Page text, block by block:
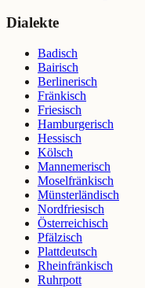
Dialekte
Badisch
Bairisch
Berlinerisch
Fränkisch
Friesisch
Hamburgerisch
Hessisch
Kölsch
Mannemerisch
Moselfränkisch
Münsterländisch
Nordfriesisch
Österreichisch
Pfälzisch
Plattdeutsch
Rheinfränkisch
Ruhrpott